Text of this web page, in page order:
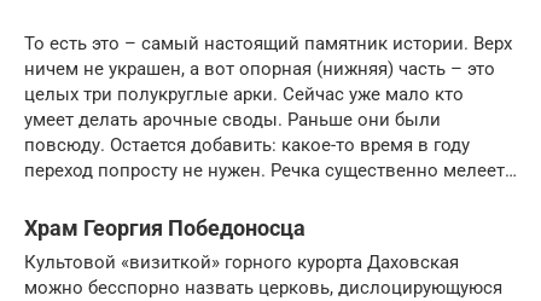
То есть это – самый настоящий памятник истории. Верх
ничем не украшен, а вот опорная (нижняя) часть – это
целых три полукруглые арки. Сейчас уже мало кто
умеет делать арочные своды. Раньше они были
повсюду. Остается добавить: какое-то время в году
переход попросту не нужен. Речка существенно мелеет…
Храм Георгия Победоносца
Культовой «визиткой» горного курорта Даховская
можно бесспорно назвать церковь, дислоцирующуюся